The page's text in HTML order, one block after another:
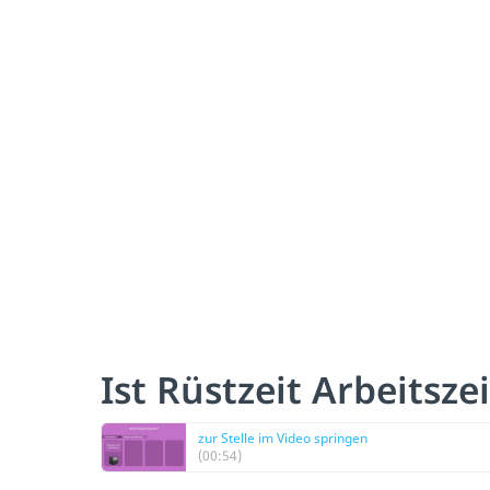
Ist Rüstzeit
zur Stelle im Video springen
(00:54)